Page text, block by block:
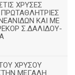
ΧΡΥΣΕΣ
ΚΑΙ ΜΕ
Σ.ΔΑΛΙΔΟΥ-
ΧΡΥΣΟΥ
ΜΕΓΑΛΗ